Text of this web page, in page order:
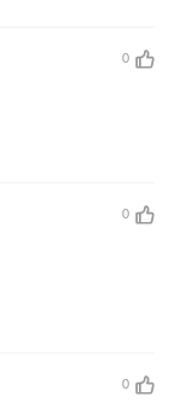
0
0
0